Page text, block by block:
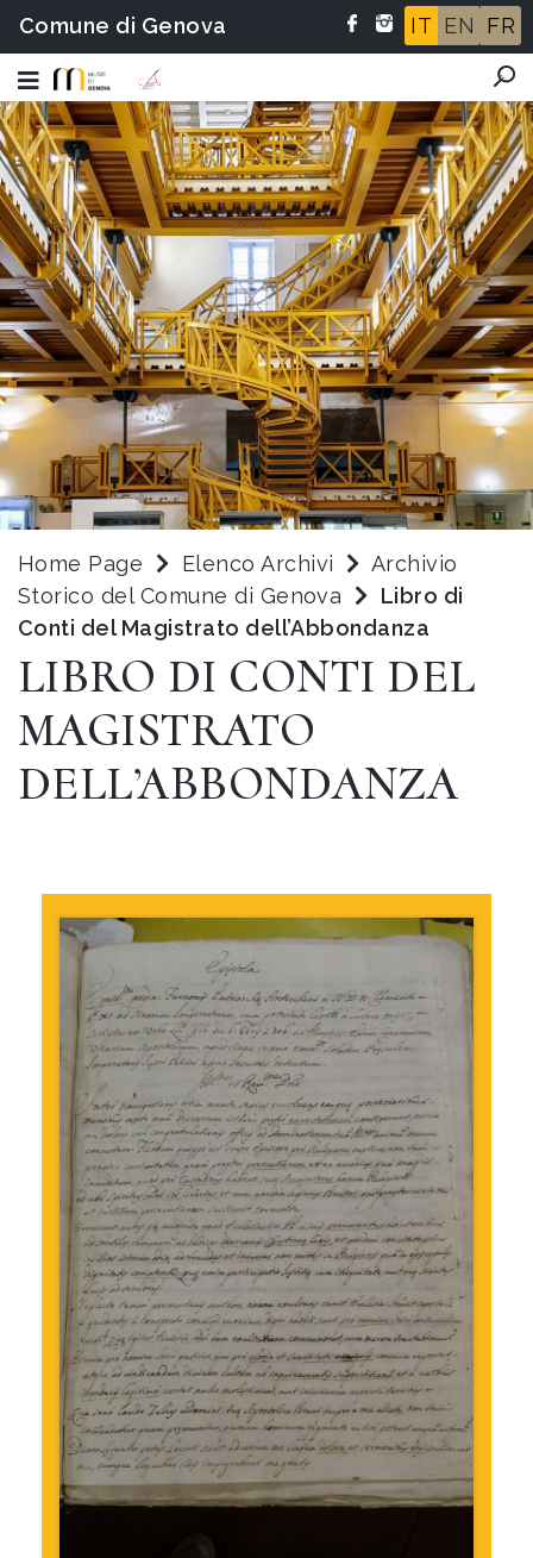
Comune di Genova IT EN FR
Home Page Elenco Archivi
Archivio
Storico del Comune di Genova
Libro di
Conti del Magistrato dell’Abbondanza
LIBRO DI CONTI DEL
MAGISTRATO
DELL’ABBONDANZA